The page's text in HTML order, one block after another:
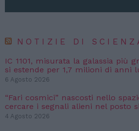
NOTIZIE DI
IC 1101, misurata la galassia più
si estende per 1,7 milioni di anni
6 Agosto 2026
“Fari cosmici” nascosti nello
cercare i segnali alieni nel posto
4 Agosto 2026